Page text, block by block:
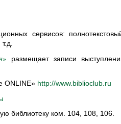
сервисов:
размещает записи
ONLINE» http://www.biblioclub.ru
библиотеку ком. 104, 108, 106.